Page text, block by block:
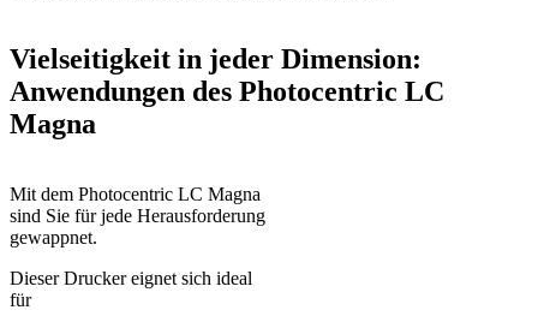
Vielseitigkeit in jeder Dimension:
Anwendungen des Photocentric LC
Magna
Mit dem Photocentric LC Magna
sind Sie für jede Herausforderung
gewappnet.
Dieser Drucker eignet sich ideal
für